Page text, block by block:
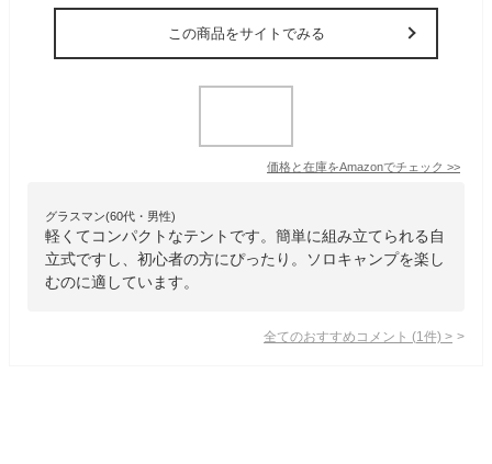
この商品をサイトでみる
価格と在庫をAmazonでチェック >>
グラスマン(60代・男性)
軽くてコンパクトなテントです。簡単に組み立てられる自
立式ですし、初心者の方にぴったり。ソロキャンプを楽し
むのに適しています。
全てのおすすめコメント (1 件) >